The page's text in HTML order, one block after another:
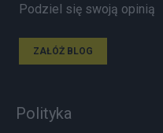
Podziel się swoją opinią
ZAŁÓŻ BLOG
Polityka